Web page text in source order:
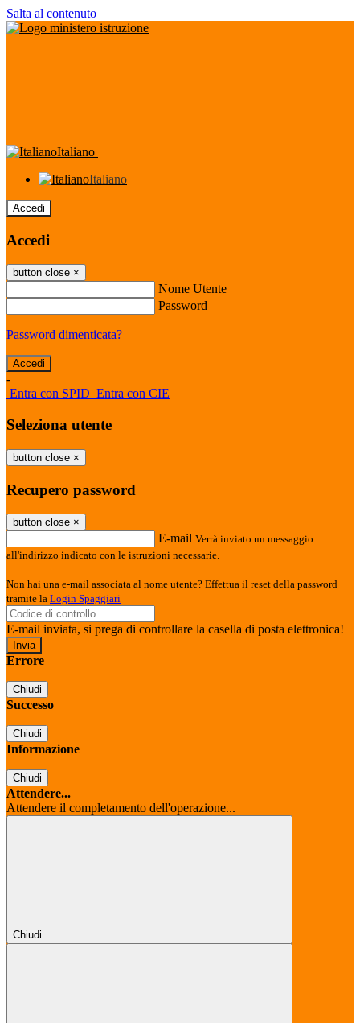
Salta al contenuto
Italiano
Italiano
Accedi
Accedi
button close ×
Nome Utente
Password
Password dimenticata?
-
Entra con SPID Entra con CIE
Seleziona utente
button close ×
Recupero password
button close ×
E-mail Verrà inviato un messaggio
all'indirizzo indicato con le istruzioni necessarie.
Non hai una e-mail associata al nome utente? Effettua il reset della password
tramite la Login Spaggiari
E-mail inviata, si prega di controllare la casella di posta elettronica!
Errore
Chiudi
Successo
Chiudi
Informazione
Chiudi
Attendere...
Attendere il completamento dell'operazione...
Chiudi